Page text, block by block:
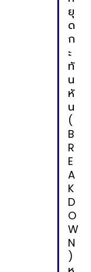
ยุ
ด
ก
ะ
ทั
น
หั
น
(
B
R
E
A
K
D
O
W
N
)